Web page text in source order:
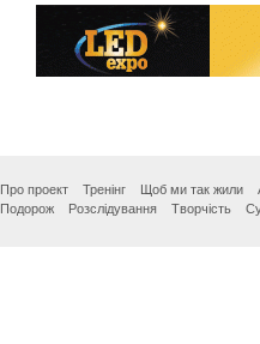
Про проект Тренінг Щоб ми так жили
Подорож
Розслідування Творчість